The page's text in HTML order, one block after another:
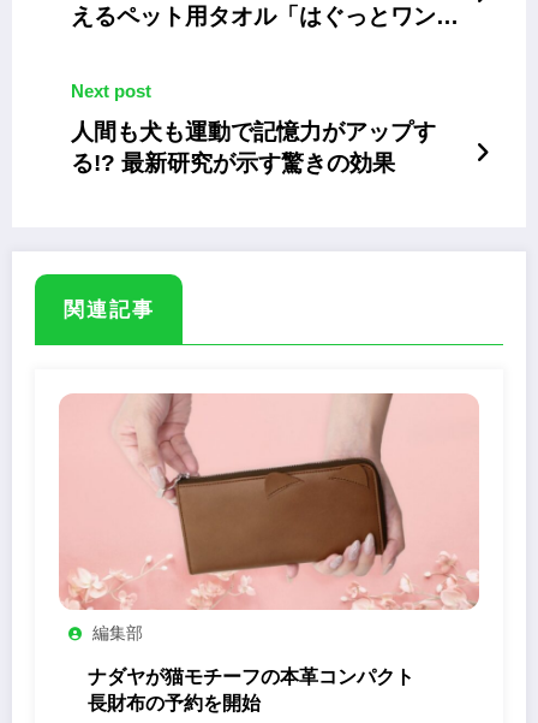
えるペット用タオル「はぐっとワンタ
Next post
人間も犬も運動で記憶力がアップす
る!? 最新研究が示す驚きの効果
関連記事
編集部
ナダヤが猫モチーフの本革コンパクト
長財布の予約を開始